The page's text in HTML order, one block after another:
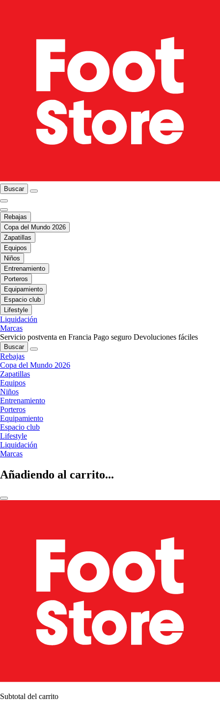
Buscar
Rebajas
Copa del Mundo 2026
Zapatillas
Equipos
Niños
Entrenamiento
Porteros
Equipamiento
Espacio club
Lifestyle
Liquidación
Marcas
Servicio postventa en Francia Pago seguro Devoluciones fáciles
Buscar
Rebajas
Copa del Mundo 2026
Zapatillas
Equipos
Niños
Entrenamiento
Porteros
Equipamiento
Espacio club
Lifestyle
Liquidación
Marcas
Añadiendo al carrito...
Subtotal del carrito